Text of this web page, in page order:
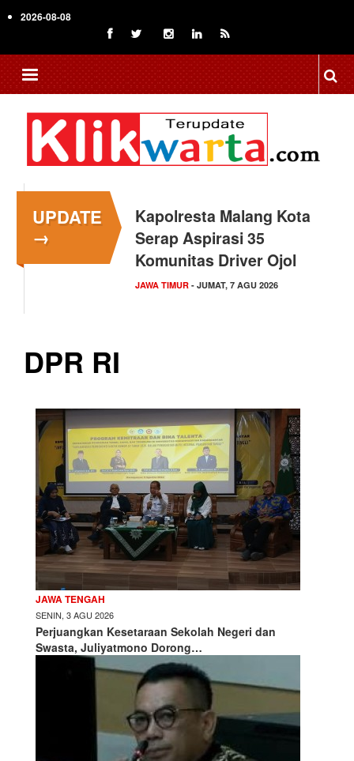
to
content
2026-08-08
UPDATE
→
Kapolresta Malang Kota
Serap Aspirasi 35
Komunitas Driver Ojol
JAWA TIMUR - JUMAT, 7 AGU 2026
DPR RI
JAWA TENGAH
SENIN, 3 AGU 2026
Perjuangkan Kesetaraan Sekolah Negeri dan
Swasta, Juliyatmono Dorong…